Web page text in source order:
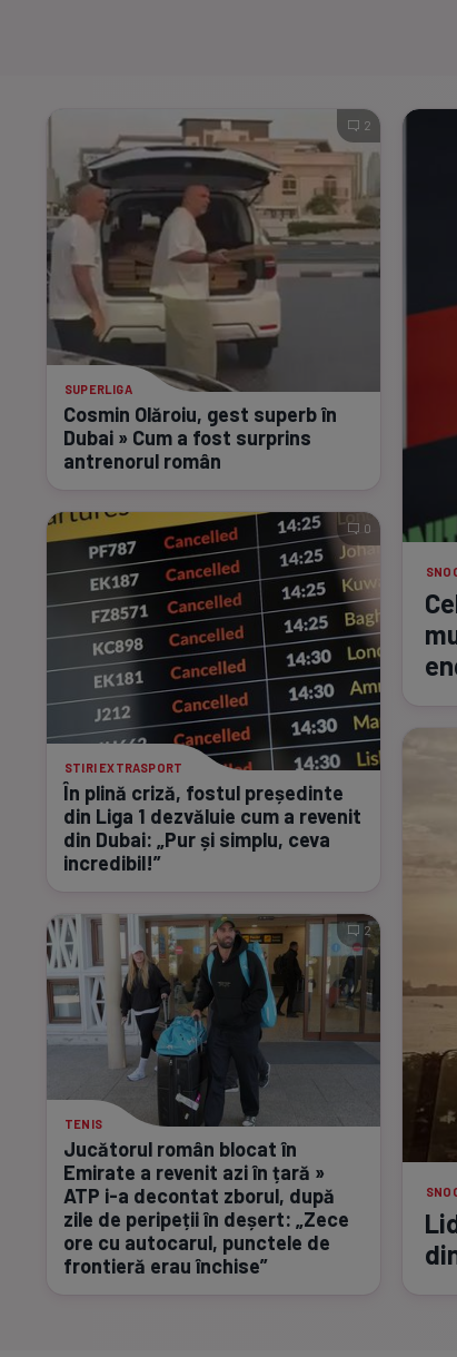
SUPERLIGA
Cosmin Olăroiu, gest superb în
Dubai » Cum a fost surprins
antrenorul român
2
STIRI EXTRASPORT
În plină criză, fostul președinte
din Liga 1 dezvăluie cum a revenit
din Dubai: „Pur și simplu, ceva
incredibil!”
0
TENIS
Jucătorul român blocat în
Emirate a revenit azi în țară »
ATP i-a decontat zborul, după
zile de peripeții în deșert: „Zece
ore cu autocarul, punctele de
frontieră erau închise”
2